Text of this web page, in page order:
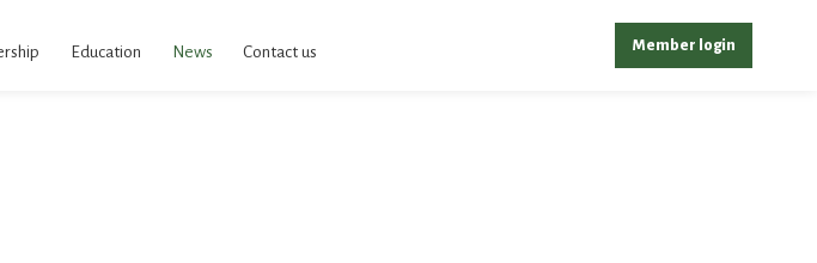
Education News Contact us Member login